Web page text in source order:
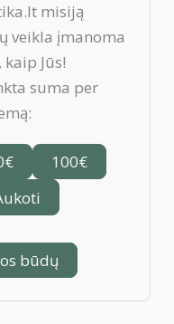
misiją
veikla įmanoma
Jūs!
suma per
100€
būdų